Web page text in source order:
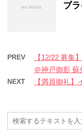
ブ
PREV
【12/22 募集
＠神戸御影 蘇
NEXT 【満員御礼